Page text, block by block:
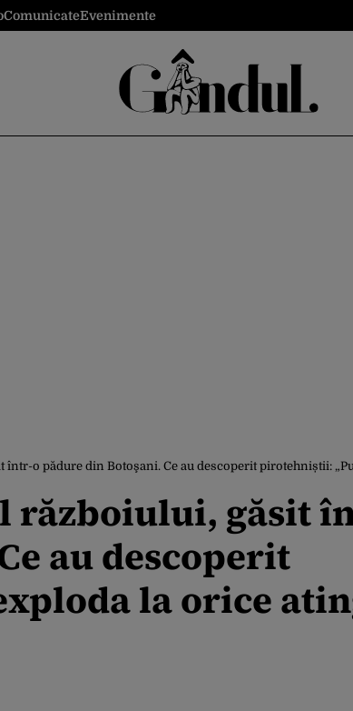
ComunicateEvenimente
o pădure din Botoşani. Ce au descoperit pirotehniștii:
războiului, găsit
au descoperit
la orice